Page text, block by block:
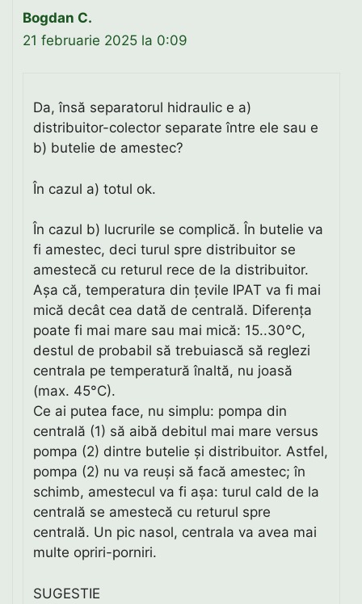
Bogdan C.
21 februarie 2025 la 0:09
Da, însă separatorul hidraulic e a)
distribuitor-colector separate între ele sau e
b) butelie de amestec?
În cazul a) totul ok.
În cazul b) lucrurile se complică. În butelie va
fi amestec, deci turul spre distribuitor se
amestecă cu returul rece de la distribuitor.
Așa că, temperatura din țevile IPAT va fi mai
mică decât cea dată de centrală. Diferența
poate fi mai mare sau mai mică: 15..30°C,
destul de probabil să trebuiască să reglezi
centrala pe temperatură înaltă, nu joasă
(max. 45°C).
Ce ai putea face, nu simplu: pompa din
centrală (1) să aibă debitul mai mare versus
pompa (2) dintre butelie și distribuitor. Astfel,
pompa (2) nu va reuși să facă amestec; în
schimb, amestecul va fi așa: turul cald de la
centrală se amestecă cu returul spre
centrală. Un pic nasol, centrala va avea mai
multe opriri-porniri.
SUGESTIE